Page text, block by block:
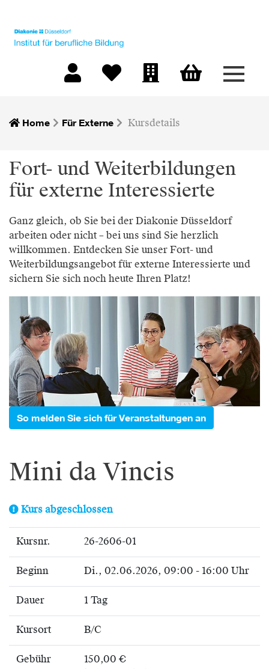
Menü
Home Für Externe Kursdetails
Fort- und Weiterbildungen
für externe Interessierte
Ganz gleich, ob Sie bei der Diakonie Düsseldorf
arbeiten oder nicht – bei uns sind Sie herzlich
willkommen. Entdecken Sie unser Fort- und
Weiterbildungsangebot für externe Interessierte und
sichern Sie sich noch heute Ihren Platz!
So melden Sie sich für Veranstaltungen an
Mini da Vincis
Kurs abgeschlossen
Kursnr. 26-2606-01
Beginn Di., 02.06.2026, 09:00 - 16:00 Uhr
Dauer 1 Tag
Kursort B/C
Gebühr
150,00 €